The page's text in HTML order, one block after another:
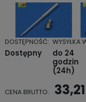
DOSTĘPNOŚĆ:
Dostępny
WYSYŁKA
do 24
godzin
(24h)
Cena nie zawiera
CENA BRUTTO: